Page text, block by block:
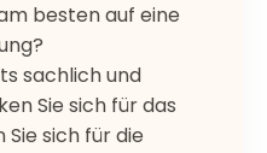
besten auf eine
sachlich und
Sie sich für das
sich für die